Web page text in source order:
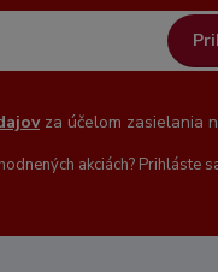
za účelom zasielania
akciách? Prihláste